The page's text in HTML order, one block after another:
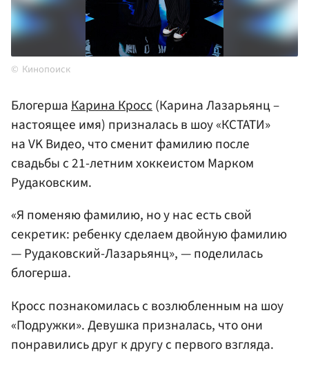
Кинопоиск
БлогершаКарина Кросс(Карина Лазарьянц –
настоящее имя) призналась в шоу «КСТАТИ»
на VK Видео, что сменит фамилию после
свадьбы с 21-летним хоккеистом Марком
Рудаковским.
«Я поменяю фамилию, но у нас есть свой
секретик: ребенку сделаем двойную фамилию
— Рудаковский-Лазарьянц», — поделилась
блогерша.
Кросс познакомилась с возлюбленным на шоу
«Подружки». Девушка призналась, что они
понравились друг к другу с первого взгляда.